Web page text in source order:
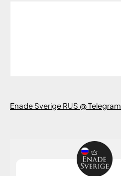
Enade Sverige RUS @ Telegram